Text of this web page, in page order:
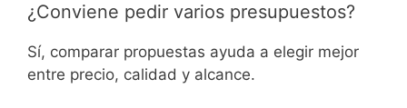
¿Conviene pedir varios presupuestos?
Sí, comparar propuestas ayuda a elegir mejor
entre precio, calidad y alcance.